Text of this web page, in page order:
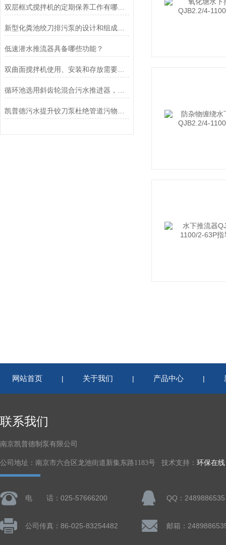
双层框式搅拌机的定期保养工作有哪些？
新型化粪池绞刀排污泵的设计和组成系统说明
低速潜水推流器具备哪些功能？
双曲面搅拌机使用、安装和存放需要注意的一些问题
网站首页 | 关于我们 | 产品中心 |
联系我们
南京凯普德制泵有限公司
公司地址：南京市六合区龙池街道新集东路1183号 技术支持： 环保在线
电 话：025-57666200 QQ：2489886535
公司传真：86-025-83254482 邮箱：